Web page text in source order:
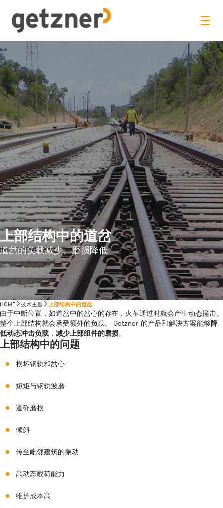
上部结构中的道岔
道岔的负载减少、磨损降低
HOME 技术主题 上部结构中的道岔
由于中断位置，如道岔中的岔心的存在，火车通过时就会产生动态撞击。
整个上部结构就会承受额外的负载。 Getzner 的产品和解决方案能够降
低动态冲击负载 ， 减少上部组件的磨损。
上部结构中的问题
损坏钢轨和岔心
短矩与钢轨波磨
道砟磨损
倾斜
传至毗邻建筑的振动
高动态载荷能力
维护成本高